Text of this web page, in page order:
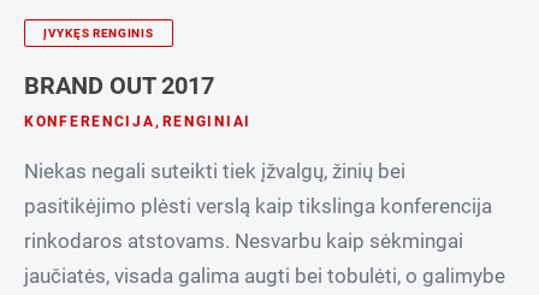
ĮVYKĘS RENGINIS
BRAND OUT 2017
KONFERENCIJA, RENGINIAI
Niekas negali suteikti tiek įžvalgų, žinių bei
pasitikėjimo plėsti verslą kaip tikslinga konferencija
rinkodaros atstovams. Nesvarbu kaip sėkmingai
jaučiatės, visada galima augti bei tobulėti, o galimybe